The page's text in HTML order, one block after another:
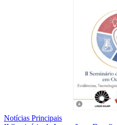
Notícias Principais